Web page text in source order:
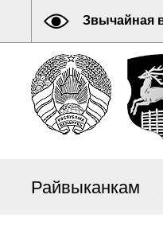
Звычайная
Райвыканкам